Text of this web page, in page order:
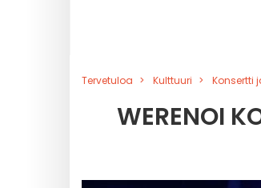
Tervetuloa Kulttuuri Konsertti
WERENOI